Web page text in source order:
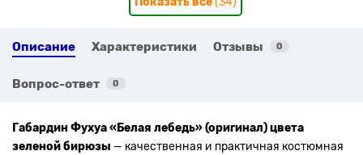
Описание Характеристики Отзывы 0
Вопрос-ответ 0
Габардин Фухуа «Белая лебедь» (оригинал) цвета
зеленой бирюзы — качественная и практичная костюмная